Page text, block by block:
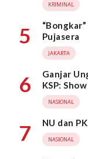
KRIMINAL
5
Pujasera
JAKARTA
6
Ganjar
KSP:
NASIONAL
7 NU dan
NASIONAL